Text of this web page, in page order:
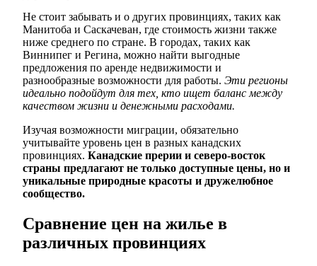
Не стоит забывать и о других провинциях, таких как
Манитоба и Саскачеван, где стоимость жизни также
ниже среднего по стране. В городах, таких как
Виннипег и Регина, можно найти выгодные
предложения по аренде недвижимости и
разнообразные возможности для работы. Эти регионы
идеально подойдут для тех, кто ищет баланс между
качеством жизни и денежными расходами.
Изучая возможности миграции, обязательно
учитывайте уровень цен в разных канадских
провинциях. Канадские прерии и северо-восток
страны предлагают не только доступные цены, но и
уникальные природные красоты и дружелюбное
сообщество.
Сравнение цен на жилье в
различных провинциях